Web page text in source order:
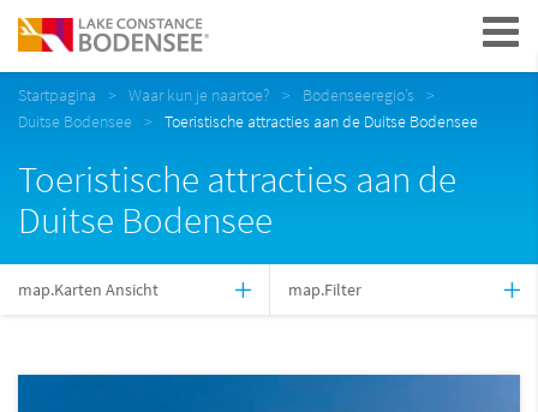
Navigation
Startpagina Waar kun je naartoe?
Bodenseeregio’s
Duitse Bodensee
Toeristische attracties aan de Duitse Bodensee
Toeristische attracties aan de
Duitse Bodensee
map.Karten Ansicht map.Filter